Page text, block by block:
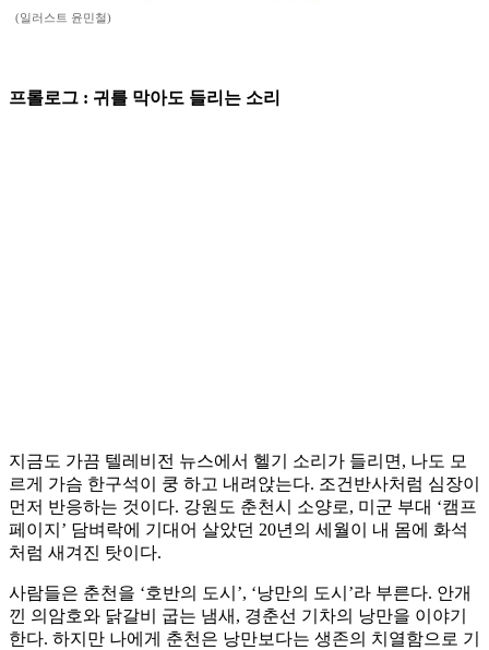
(일러스트 윤민철)
프롤로그 : 귀를 막아도 들리는 소리
지금도 가끔 텔레비전 뉴스에서 헬기 소리가 들리면, 나도 모
르게 가슴 한구석이 쿵 하고 내려앉는다. 조건반사처럼 심장이
먼저 반응하는 것이다. 강원도 춘천시 소양로, 미군 부대 ‘캠프
페이지’ 담벼락에 기대어 살았던 20년의 세월이 내 몸에 화석
처럼 새겨진 탓이다.
사람들은 춘천을 ‘호반의 도시’, ‘낭만의 도시’라 부른다. 안개
낀 의암호와 닭갈비 굽는 냄새, 경춘선 기차의 낭만을 이야기
한다. 하지만 나에게 춘천은 낭만보다는 생존의 치열함으로 기